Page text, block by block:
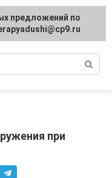
при
предложений по